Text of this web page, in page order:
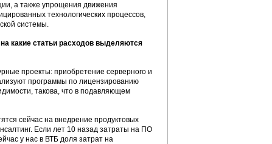
а также упрощения движения
технологических процессов,
системы.
какие статьи расходов выделяются
проекты: приобретение серверного и
программы по лицензированию
такова, что в подавляющем
сейчас на внедрение продуктовых
Если лет 10 назад затраты на ПО
у нас в ВТБ доля затрат на